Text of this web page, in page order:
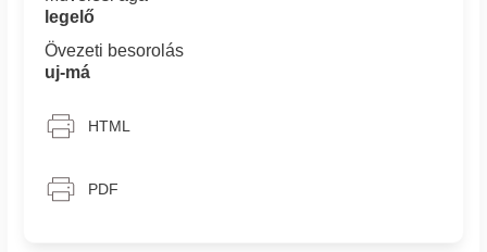
legelő
Övezeti besorolás
uj-má
HTML
PDF